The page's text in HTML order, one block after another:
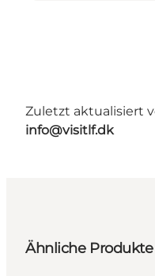
Zuletzt aktualisiert
info@visitlf.dk
Ähnliche Produkte